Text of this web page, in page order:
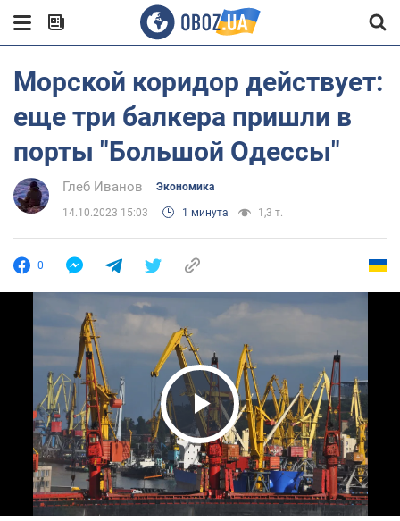
Морской коридор действует:
еще три балкера пришли в
порты "Большой Одессы"
Глеб Иванов Экономика
14.10.2023 15:03 1 минута 1,3 т.
0
Play Video